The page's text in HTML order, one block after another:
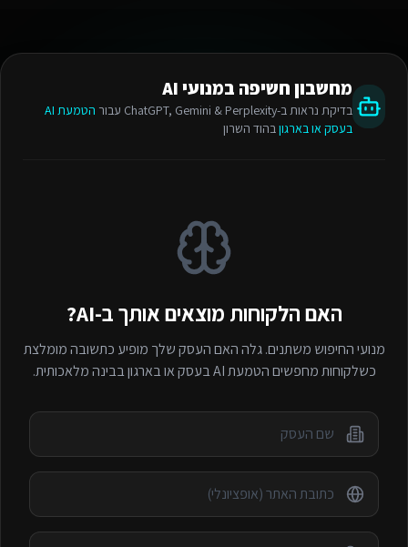
מחשבון חשיפה במנועי AI
בדיקת נראות ב-ChatGPT, Gemini & Perplexity עבור
הטמעת AI
בעסק או בארגוןבהוד השרון
האם הלקוחות מוצאים אותך ב-AI?
מנועי החיפוש משתנים. גלה האם העסק שלך מופיע כתשובה מומלצת
כשלקוחות מחפשיםהטמעת AI בעסק או בארגון בבינה מלאכותית.